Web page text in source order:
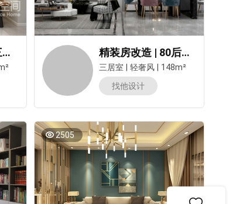
誉府仕家129㎡三居室轻奢风装修案例 精装房改造 | 80后外企女高管的148㎡轻奢家
三居室 轻奢风
148m²
找他设计
2505